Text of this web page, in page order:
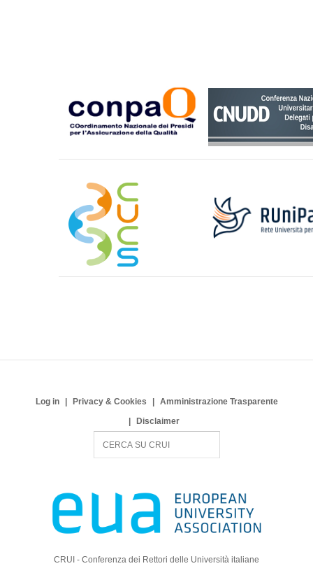
Log in Privacy & Cookies
Amministrazione Trasparente
Disclaimer
c
CRUI - Conferenza dei Rettori delle Università italiane